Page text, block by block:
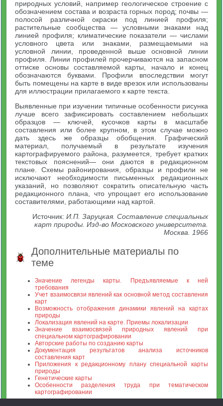
природных условий, например геологическое строение с
обозначением состава и возраста горных пород; почвы —
полосой различной окраски под линией профиля;
растительные сообщества — условными знаками над
линией профиля; климатические показатели — числами
условного цвета или знаками, размещаемыми на
условной линии, проведенной выше основной линии
профиля. Линии профилей прочерчиваются на запасном
оттиске основы составляемой карты, начало и конец
обозначаются буквами. Профили впоследствии могут
быть помещены на карте в виде врезок или использованы
для иллюстрации прилагаемого к карте текста.
Выявленные при изучении типичные особенности рисунка
лучше всего зафиксировать составлением небольших
образцов — ключей, кусочков карты в масштабе
составления или более крупном, в этом случае можно
дать здесь же образцы обобщения. Графический
материал, получаемый в результате изучения
картографируемого района, разумеется, требует кратких
текстовых пояснений— они даются в редакционном
плане. Схемы районирования, образцы и профили не
исключают необходимости письменных редакционных
указаний, но позволяют сократить описательную часть
редакционного плана, что упрощает его использование
составителями, работающими над картой.
Источник: И.П. Заруцкая. Составление специальных
карт природы. Изд-во Московского университета.
Москва. 1966
Дополнительные материалы по
теме
Значение легенды карты. Предъявляемые к ней
требования
Учет взаимосвязи явлений как основной метод составления
карт
Возможность отображения динамики явлений на картах
природы
Локализация явлений на карте. Приемы локализации
Значение взаимосвязей природных явлений при
специальном картографировании
Авторские работы по созданию карты
Документация результатов анализа источников
составления карт
Приложения к редакционному плану специальной карты
природы
Генетические карты
Особенности разделения труда при тематическом
картографировании